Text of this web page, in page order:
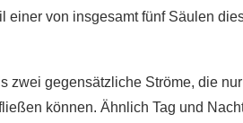
einer von insgesamt fünf Säulen
zwei gegensätzliche Ströme, die nur
können. Ähnlich Tag und